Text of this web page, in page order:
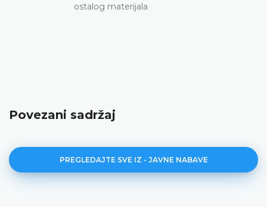
ostalog materijala
Povezani sadržaj
PREGLEDAJTE SVE IZ - JAVNE NABAVE